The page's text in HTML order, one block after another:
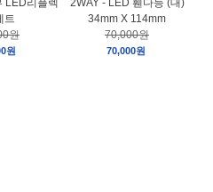
LED리플렉
트
원
원
2WAY - LED 휀다등 (대)
34mm X 114mm
70,000원
70,000원